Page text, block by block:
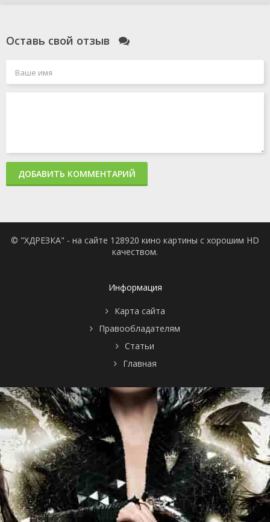
Оставь свой отзыв
ДОБАВИТЬ КОММЕНТАРИЙ
© "ХДРЕЗКА" - на сайте 128920 кино картины с хорошим HD
качеством.
Информация
Карта сайта
Правообладателям
Статьи
Главная